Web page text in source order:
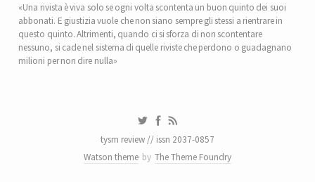
«Una rivista è viva solo se ogni volta scontenta un buon quinto dei suoi
abbonati. E giustizia vuole che non siano sempre gli stessi a rientrare in
questo quinto. Altrimenti, quando ci si sforza di non scontentare
nessuno, si cade nel sistema di quelle riviste che perdono o guadagnano
milioni per non dire nulla»
tysm review // issn 2037-0857
Watson theme by The Theme Foundry